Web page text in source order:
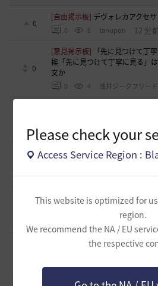
Please check your
Access Service Region :
This website is optimized for
region.
We recommend the NA / EU
the respective
0
[自由掲示板] デヴォレカアクセ
0 8 tanupon 12 分
0
[意見掲示板]
「先に見つけて丁
挨「先に見つけて丁寧に見る」
文か
0 4 浅井ジークフリー
0 53 Iroly-日本 5 時
[意見掲示板]【検証】
御力750達成」例を積み上げ計算
0 90 浅井ジークフリー
[ギルド募集] スキル共有・基本
とりぐな
[意見掲示板]フィードバック構
1 119 浅井ジークフリ